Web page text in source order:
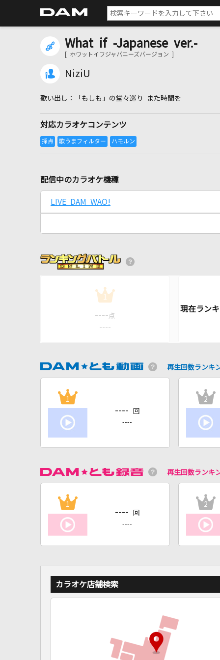
What if -Japanese ver.-
[ ホワットイフジャパニーズバージョン ]
NiziU
「もしも」の堂々巡り また時間を
対応カラオケコンテンツ
配信中のカラオケ機種
LIVE DAM WAO!
1
---- 点
----
再生回数ランキ
1
---- 回
----
2
再生回数ランキ
1
---- 回
----
2
カラオケ店舗検索